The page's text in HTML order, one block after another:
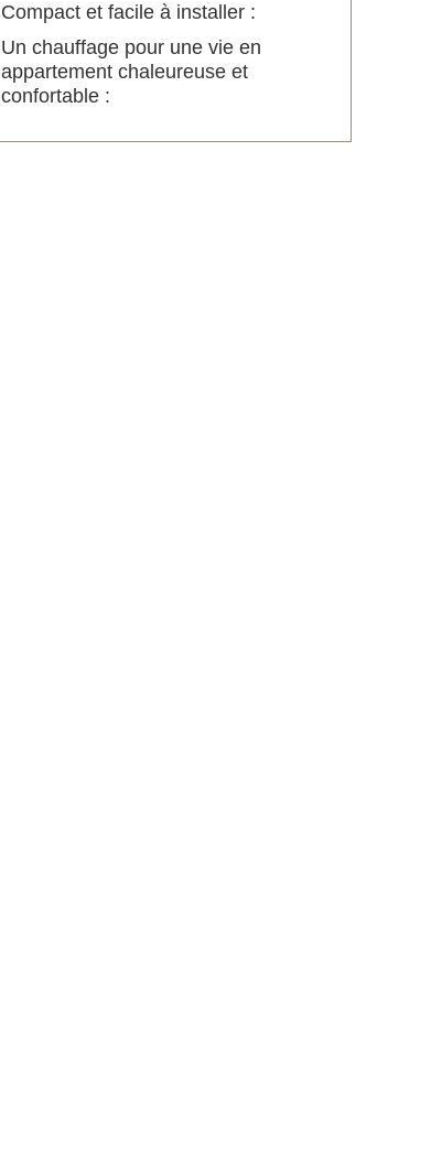
Compact et facile à installer :
Un chauffage pour une vie en
appartement chaleureuse et
confortable :